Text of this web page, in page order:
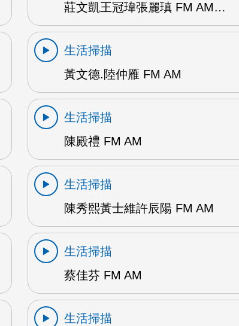
莊文凱王冠瑋張麗瑱 FM AM…
生活掃描
黃文德.陸仲雁 FM AM
生活掃描
陳殿禮 FM AM
生活掃描
陳秀熙黃士維許辰陽 FM AM
生活掃描
蔡佳芬 FM AM
生活掃描